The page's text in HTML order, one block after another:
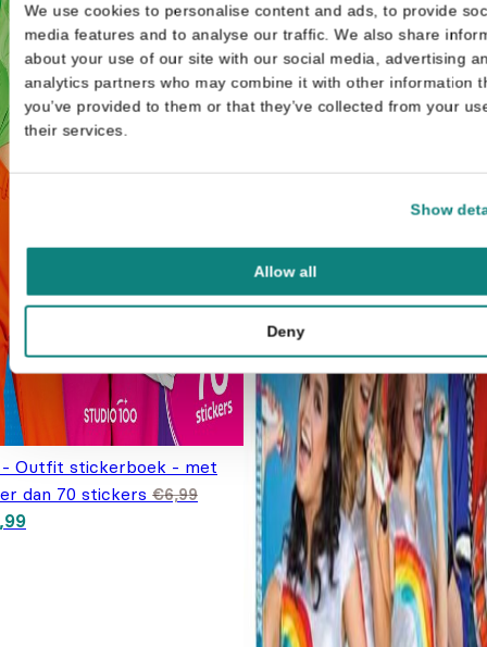
We use cookies to personalise content and ads, to provide
media features and to analyse our traffic. We also share
about your use of our site with our social media, advertising
analytics partners who may combine it with other information
you’ve provided to them or that they’ve collected from your
their services.
Show
Allow all
Deny
- Outfit stickerboek - met
dan 70 stickers €6,99
prijs was: €6,99.
Huidige prijs is: €4,99.